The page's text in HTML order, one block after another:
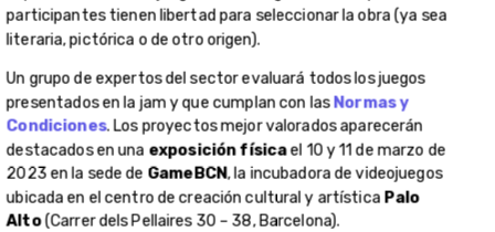
un tiempo limitado.
usar
dominio
público?
la mitología de Lovecraft? Una de las razones es
que, al ser de dominio público, se pueden usar
sus personajes y lugares de forma gratuita. Hay
una cantidad gigante de obras maravillosas de
dominio público y que puede inspirar tu juego.
¿Cuándo? La jam empezará el viernes 16 de diciembre a las